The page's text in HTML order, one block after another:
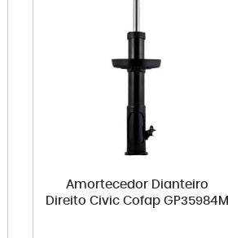
Amortecedor Dianteiro
Direito Civic Cofap GP35984M